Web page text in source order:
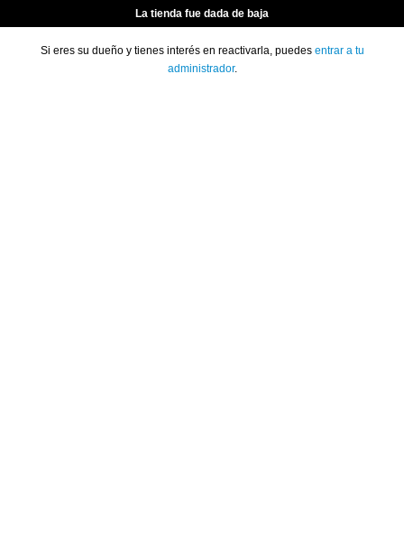
La tienda fue dada de baja
Si eres su dueño y tienes interés en reactivarla, puedes entrar a tu
administrador.